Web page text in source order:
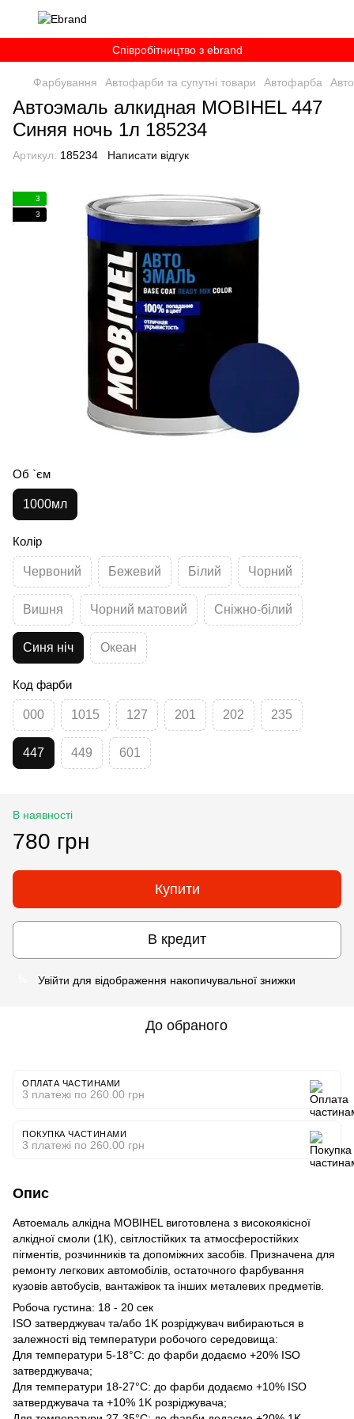
Співробітництво з ebrand
Фарбування Автофарби та супутні товари Автофарба
Автоэмаль алкидная MOBIHEL 447
Синяя ночь 1л 185234
Артикул: 185234 Написати відгук
3
3
Об `єм
1000мл
Колір
Червоний Бежевий Білий Чорний
Вишня Чорний матовий Сніжно-білий
Синя ніч Океан
Код фарби
000 1015 127 201 202 235
447 449 601
В наявності
780 грн
Купити
В кредит
Увійти для відображення накопичувальної знижки
До обраного
ОПЛАТА ЧАСТИНАМИ
3 платежі по 260.00 грн
ПОКУПКА ЧАСТИНАМИ
3 платежі по 260.00 грн
Опис
Автоемаль алкідна MOBIHEL виготовлена з високоякісної
алкідної смоли (1К), світлостійких та атмосферостійких
пігментів, розчинників та допоміжних засобів. Призначена для
ремонту легкових автомобілів, остаточного фарбування
кузовів автобусів, вантажівок та інших металевих предметів.
Робоча густина: 18 - 20 сек
ISO затверджувач та/або 1K розріджувач вибираються в
залежності від температури робочого середовища:
Для температури 5-18°C: до фарби додаємо +20% ISO
затверджувача;
Для температури 18-27°C: до фарби додаємо +10% ISO
затверджувача та +10% 1K розріджувача;